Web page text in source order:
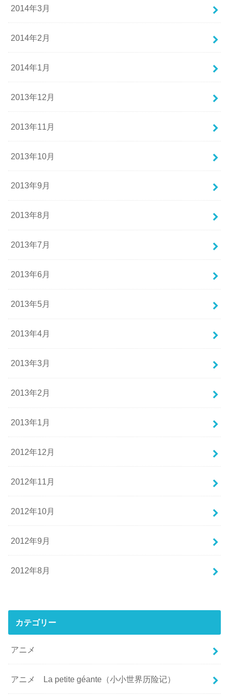
2014年3月
2014年2月
2014年1月
2013年12月
2013年11月
2013年10月
2013年9月
2013年8月
2013年7月
2013年6月
2013年5月
2013年4月
2013年3月
2013年2月
2013年1月
2012年12月
2012年11月
2012年10月
2012年9月
2012年8月
カテゴリー
アニメ
アニメ La petite géante（小小世界历险记）